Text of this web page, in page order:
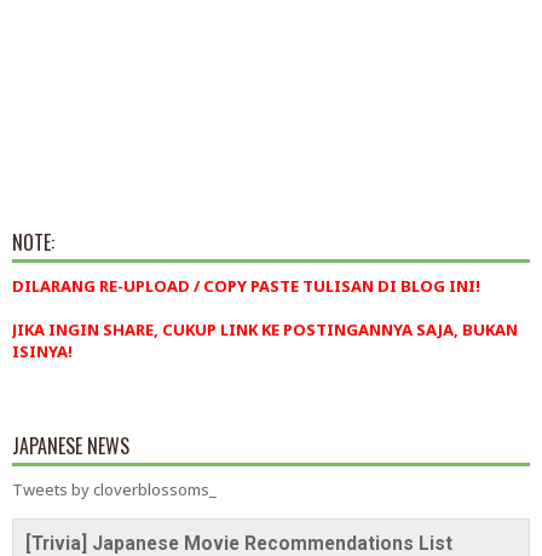
NOTE:
DILARANG RE-UPLOAD / COPY PASTE TULISAN DI BLOG INI!
JIKA INGIN SHARE, CUKUP LINK KE POSTINGANNYA SAJA, BUKAN
ISINYA!
JAPANESE NEWS
Tweets by cloverblossoms_
[Trivia] Japanese Movie Recommendations List